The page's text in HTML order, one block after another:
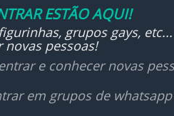
ESTÃO AQUI!
grupos gays,
pessoas!
e conhecer novas
em grupos de